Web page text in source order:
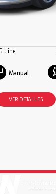
Line
Manual
VER DETALLES